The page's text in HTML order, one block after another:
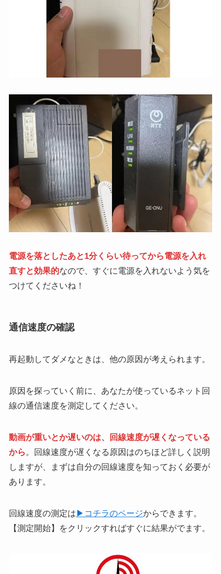
電源を落としたあと1分くらい待ってから電源を入れ
直すと効果的なので、すぐに電源を入れないよう気を
つけてくださいね！
通信速度の確認
再起動してダメなときは、他の原因が考えられます。
原因を探っていく前に、あなたが使っているネット回
線の通信速度を測定してください。
動画が重いとか遅いのは、回線速度が遅くなっている
から。回線速度が遅くなる原因はのちほど詳しく説明
しますが、まずは自分の回線速度を知っておく必要が
あります。
回線速度の測定は ▶コチラのページからできます。
【測定開始】をクリックすればすぐに結果がでます。